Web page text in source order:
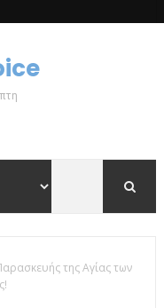
της Αγίας των